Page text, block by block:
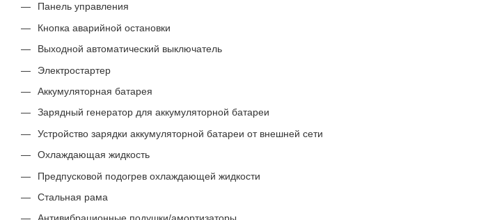
Панель управления
Кнопка аварийной остановки
Выходной автоматический выключатель
Электростартер
Аккумуляторная батарея
Зарядный генератор для аккумуляторной батареи
Устройство зарядки аккумуляторной батареи от внешней сети
Охлаждающая жидкость
Предпусковой подогрев охлаждающей жидкости
Стальная рама